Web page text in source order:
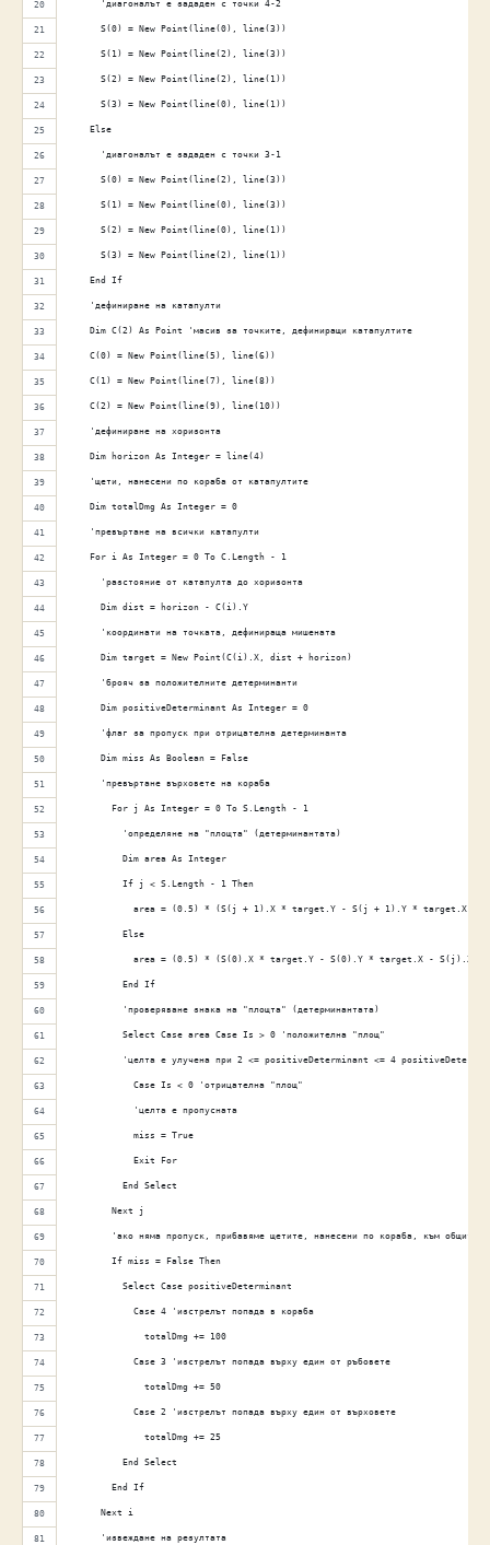
      'диагоналът е зададен с точки 4-2
      S(0) = New Point(line(0), line(3))
      S(1) = New Point(line(2), line(3))
      S(2) = New Point(line(2), line(1))
      S(3) = New Point(line(0), line(1))
    Else
      'диагоналът е зададен с точки 3-1
      S(0) = New Point(line(2), line(3))
      S(1) = New Point(line(0), line(3))
      S(2) = New Point(line(0), line(1))
      S(3) = New Point(line(2), line(1))
    End If
    'дефиниране на катапулти
    Dim C(2) As Point 'масив за точките, дефиниращи катапултите
    C(0) = New Point(line(5), line(6))
    C(1) = New Point(line(7), line(8))
    C(2) = New Point(line(9), line(10))
    'дефиниране на хоризонта
    Dim horizon As Integer = line(4)
    'щети, нанесени по кораба от катапултите
    Dim totalDmg As Integer = 0
    'превъртане на всички катапулти
    For i As Integer = 0 To C.Length - 1
      'разстояние от катапулта до хоризонта
      Dim dist = horizon - C(i).Y
      'координати на точката, дефинираща мишената
      Dim target = New Point(C(i).X, dist + horizon)
      'брояч за положителните детерминанти
      Dim positiveDeterminant As Integer = 0
      'флаг за пропуск при отрицателна детерминанта
      Dim miss As Boolean = False
      'превъртане върховете на кораба
        For j As Integer = 0 To S.Length - 1
          'определяне на "площта" (детерминантата)
          Dim area As Integer
          If j < S.Length - 1 Then
area = (0.5) * (S(j + 1).X * target.Y - S(j + 1).Y * target.X
          Else
area = (0.5) * (S(0).X * target.Y - S(0).Y * target.X - S(j).X
          End If
          'проверяване знака на "площта" (детерминантата)
          Select Case area Case Is > 0 'положителна "площ"
'целта е улучена при 2 <= positiveDeterminant <= 4
            Case Is < 0 'отрицателна "площ"
            'целта е пропусната
            miss = True
            Exit For
          End Select
        Next j
'ако няма пропуск, прибавяме щетите, нанесени по кораба, към общите
        If miss = False Then
          Select Case positiveDeterminant
            Case 4 'изстрелът попада в кораба
              totalDmg += 100
            Case 3 'изстрелът попада върху един от ръбовете
              totalDmg += 50
            Case 2 'изстрелът попада върху един от върховете
              totalDmg += 25
          End Select
        End If
      Next i
      'извеждане на резултата